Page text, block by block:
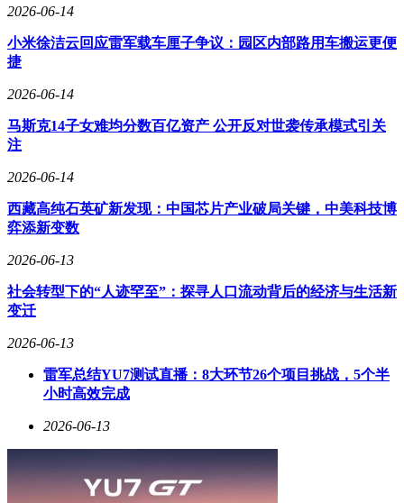
2026-06-14
小米徐洁云回应雷军载车厘子争议：园区内部路用车搬运更便
捷
2026-06-14
马斯克14子女难均分数百亿资产 公开反对世袭传承模式引关
注
2026-06-14
西藏高纯石英矿新发现：中国芯片产业破局关键，中美科技博
弈添新变数
2026-06-13
社会转型下的“人迹罕至”：探寻人口流动背后的经济与生活新
变迁
2026-06-13
雷军总结YU7测试直播：8大环节26个项目挑战，5个半
小时高效完成
2026-06-13